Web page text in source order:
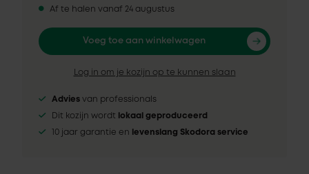
Af te halen vanaf 24 augustus
Voeg toe aan winkelwagen
Log in om je kozijn op te kunnen slaan
Advies van professionals
Dit kozijn wordt lokaal geproduceerd
10 jaar garantie en levenslang Skodora service